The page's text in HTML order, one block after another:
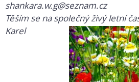
shankara.w.g@seznam.cz
Těším se na společný živý letní
Karel